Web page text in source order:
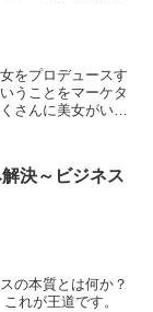
をプロデュースす
うことをマーケタ
さんに美女がいら
決～ビジネス
の本質とは何か？
れが王道です。